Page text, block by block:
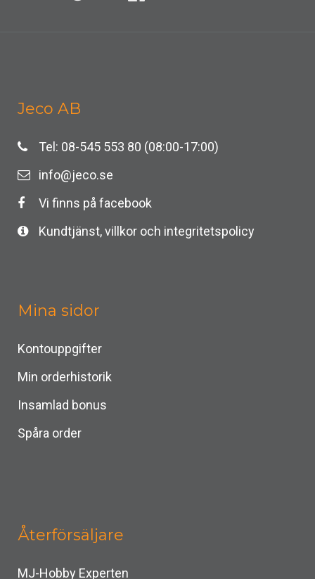
Jeco AB
Tel: 08-545 553 80 (08:00-17:00)
info@jeco.se
Vi finns på facebook
Kundtjänst, villkor och integritetspolicy
Mina sidor
Kontouppgifter
Min orderhistorik
Insamlad bonus
Spåra order
Återförsäljare
MJ-Hobby Experten